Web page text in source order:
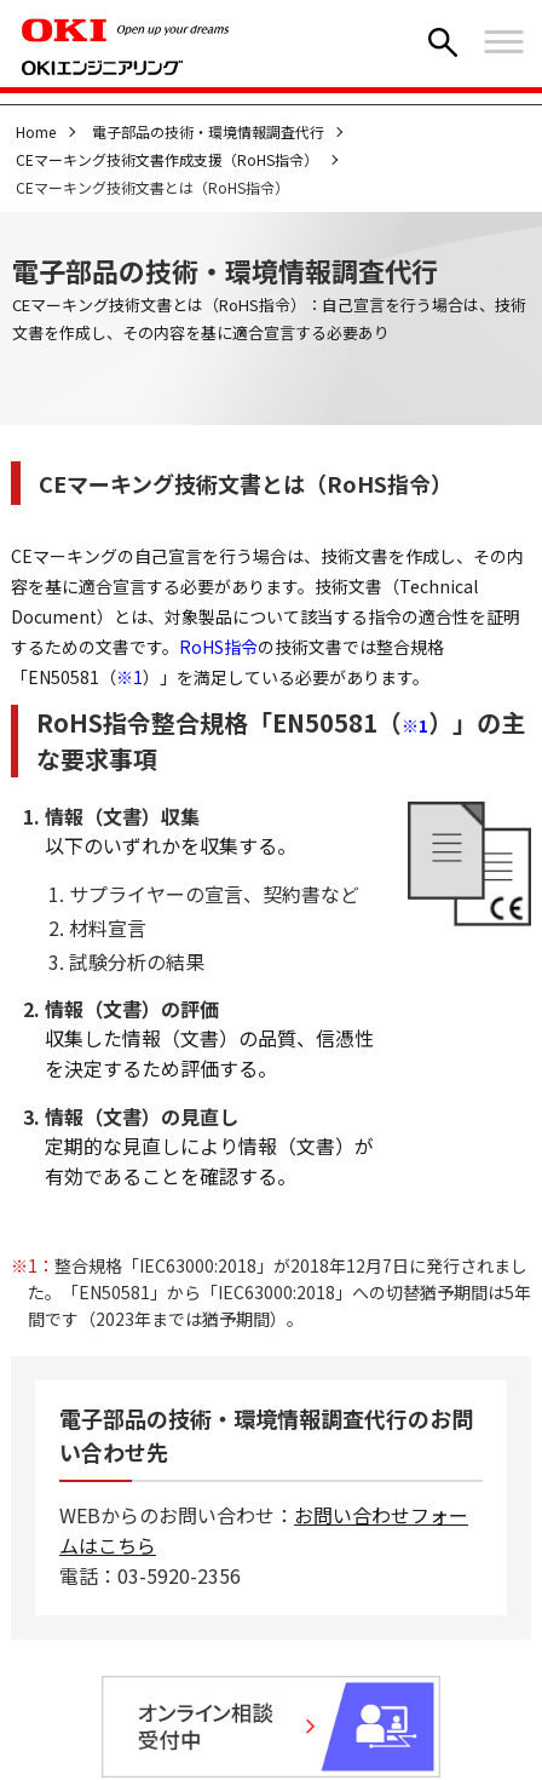
Home
電子部品の技術・環境情報調査代行
CEマーキング技術文書作成支援（RoHS指令）
CEマーキング技術文書とは（RoHS指令）
電子部品の技術・環境情報調査代行
CEマーキング技術文書とは（RoHS指令）：自己宣言を行う場合は、技術
文書を作成し、その内容を基に適合宣言する必要あり
CEマーキング技術文書とは（RoHS指令）
CEマーキングの自己宣言を行う場合は、技術文書を作成し、その内
容を基に適合宣言する必要があります。技術文書（Technical
Document）とは、対象製品について該当する指令の適合性を証明
するための文書です。 RoHS指令の技術文書では整合規格
「EN50581（※1）」を満足している必要があります。
RoHS指令整合規格「EN50581（※1）」の主
な要求事項
情報（文書）収集
以下のいずれかを収集する。
サプライヤーの宣言、契約書など
材料宣言
試験分析の結果
情報（文書）の評価
収集した情報（文書）の品質、信憑性
を決定するため評価する。
情報（文書）の見直し
定期的な見直しにより情報（文書）が
有効であることを確認する。
※1： 整合規格「IEC63000:2018」が2018年12月7日に発行されまし
た。「EN50581」から「IEC63000:2018」への切替猶予期間は5年
間です（2023年までは猶予期間）。
電子部品の技術・環境情報調査代行のお問
い合わせ先
WEBからのお問い合わせ： お問い合わせフォー
ムはこちら
電話：03-5920-2356